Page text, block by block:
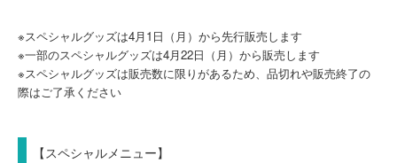
※スペシャルグッズは4月1日（月）から先行販売します
※一部のスペシャルグッズは4月22日（月）から販売します
※スペシャルグッズは販売数に限りがあるため、品切れや販売終了の
際はご了承ください
【スペシャルメニュー】